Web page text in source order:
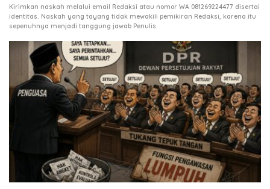
Kirimkan naskah melalui email Redaksi atau nomor WA 081269224477 disertai
identitas. Naskah yang tayang tidak mewakili pemikiran Redaksi, karena itu
sepenuhnya menjadi tanggung jawab Penulis